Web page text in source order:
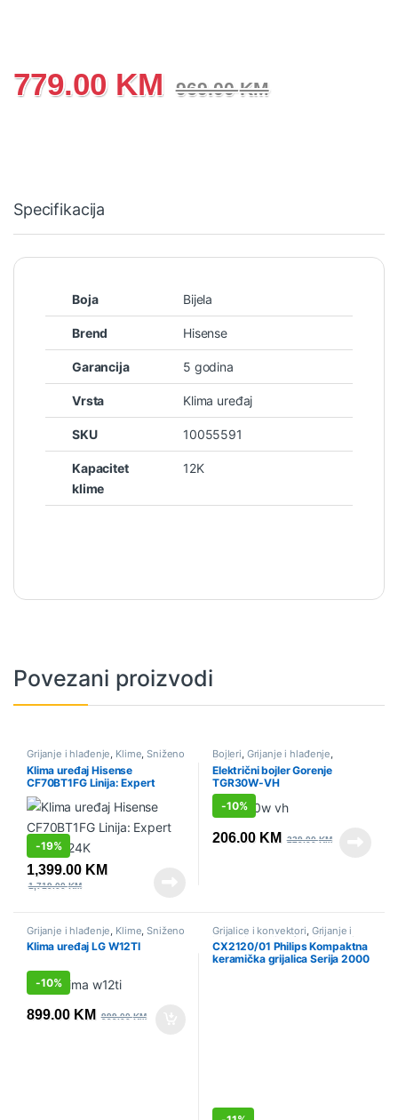
779.00 KM 969.00KM
Specifikacija
Boja Bijela
Brend Hisense
Garancija 5 godina
Vrsta Klima uređaj
SKU 10055591
Kapacitet
klime
12K
Povezani proizvodi
Grijanje i hlađenje Klime ,Sniženo
Klima uređaj Hisense
CF70BT1FG Linija: Expert
Smart, 24K
-19%
1,399.00 KM
1,719.00KM
Bojleri Grijanje i hlađenje
Sniženo
Električni bojler Gorenje
TGR30W-VH
-10%
206.00 KM 229.00KM
Grijanje i hlađenje Klime ,Sniženo
Klima uređaj LG W12TI
-10%
899.00 KM 999.00KM
Grijalice i konvektori Grijanje i
hlađenje ,Mali kućanski aparati
Sniženo
CX2120/01 Philips Kompaktna
keramička grijalica Serija 2000